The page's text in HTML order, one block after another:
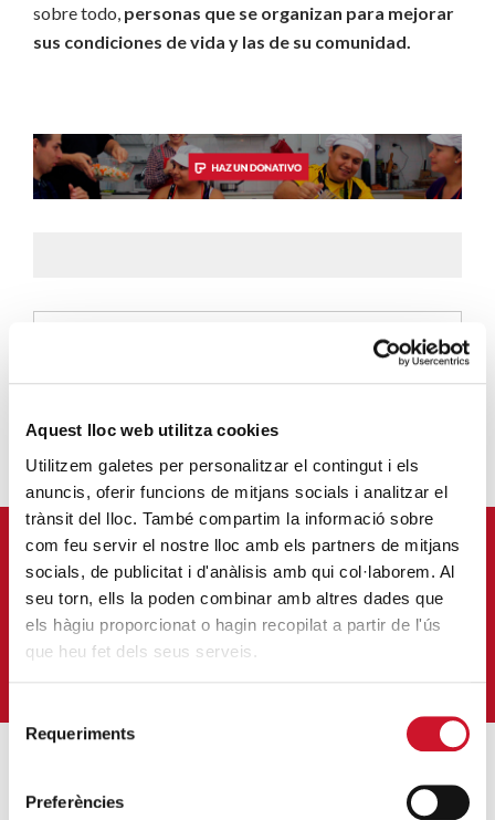
Aquest lloc web utilitza cookies
Utilitzem galetes per personalitzar el contingut i els
anuncis, oferir funcions de mitjans socials i analitzar el
trànsit del lloc. També compartim la informació sobre
com feu servir el nostre lloc amb els partners de mitjans
socials, de publicitat i d'anàlisis amb qui col·laborem. Al
seu torn, ells la poden combinar amb altres dades que
els hàgiu proporcionat o hagin recopilat a partir de l'ús
que heu fet dels seus serveis.
Requeriments
Preferències
sobre todo, personas que se organizan para mejorar
sus condiciones de vida y las de su comunidad.
APÚNTATE A NUESTRA NEWSLETTER
Correu-
E *
ENTRADAS MÁS POPULARES